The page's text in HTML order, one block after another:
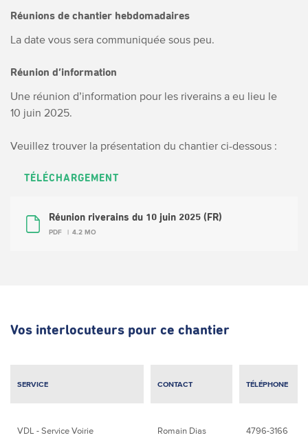
Réunions de chantier hebdomadaires
La date vous sera communiquée sous peu.
Réunion d’information
Une réunion d’information pour les riverains a eu lieu le
10 juin 2025.
Veuillez trouver la présentation du chantier ci-dessous :
TÉLÉCHARGEMENT
Réunion riverains du 10 juin 2025 (FR)
PDF 4.2 MO
Vos interlocuteurs pour ce chantier
SERVICE CONTACT TÉLÉPHONE
VDL - Service Voirie Romain Dias 4796-3166